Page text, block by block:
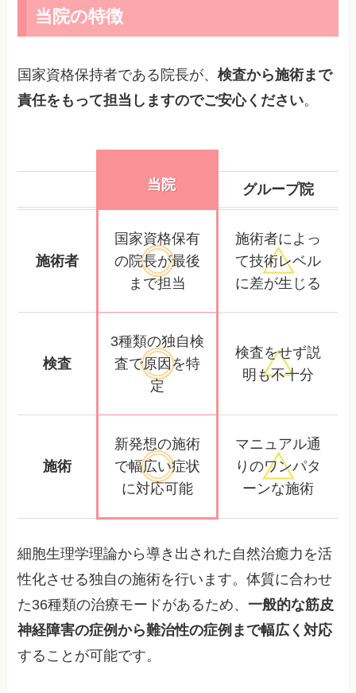
当院の特徴
国家資格保持者である院長が、検査から施術まで
責任をもって担当しますのでご安心ください。
当院 グループ院
施術者
国家資格保有
の院長が最後
まで担当
施術者によっ
て技術レベル
に差が生じる
検査
3種類の独自検
査で原因を特
定
検査をせず説
明も不十分
施術
新発想の施術
で幅広い症状
に対応可能
マニュアル通
りのワンパタ
ーンな施術
細胞生理学理論から導き出された自然治癒力を活
性化させる独自の施術を行います。体質に合わせ
た36種類の治療モードがあるため、一般的な筋皮
神経障害の症例から難治性の症例まで幅広く対応
することが可能です。